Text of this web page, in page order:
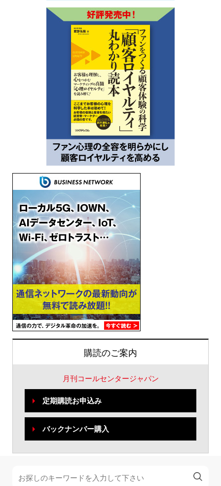
購読のご案内
月刊コールセンタージャパン
定期購読お申込み
バックナンバー購入